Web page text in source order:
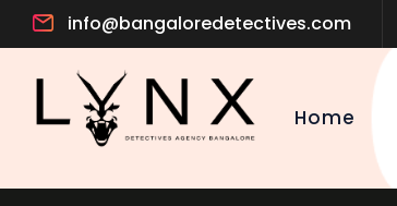
info@bangaloredetectives.com
Home